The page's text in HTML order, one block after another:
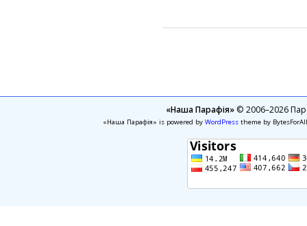
«Наша Парафія»© 2006–2026
«Наша Парафія» is powered by WordPresstheme by